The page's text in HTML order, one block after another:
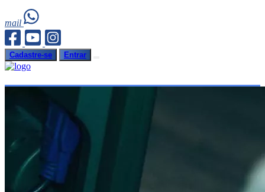
mail
Cadastre-se Entrar